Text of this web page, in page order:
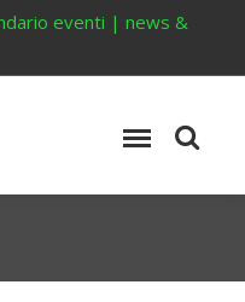
eventi |news &